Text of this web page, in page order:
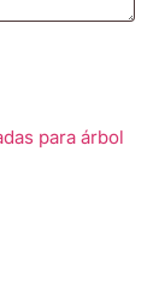
para árbol